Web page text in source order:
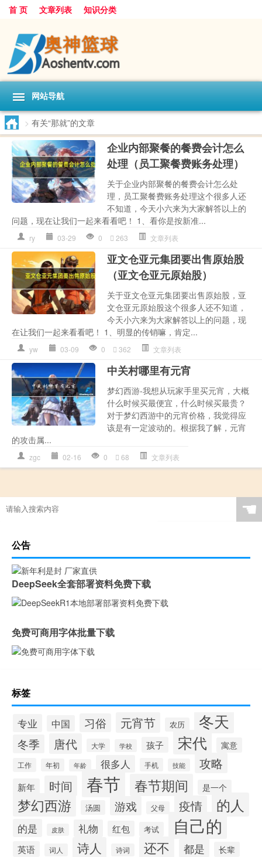
首 页 文章列表 知识分类
网站导航
> 有关“那就”的文章
企业内部聚餐的餐费会计怎么
处理（员工聚餐费账务处理）
关于企业内部聚餐的餐费会计怎么处
理，员工聚餐费账务处理这个很多人还
不知道，今天小六来为大家解答以上的
问题，现在让我们一起来看看吧！ 1、看你是按新准...
ry 03-29 0 263 文章列表
亚文仓亚元集团要出售原始股
（亚文仓亚元原始股）
关于亚文仓亚元集团要出售原始股，亚
文仓亚元原始股这个很多人还不知道，
今天小六来为大家解答以上的问题，现
在让我们一起来看看吧！ 1、明显的传销嘛，肯定...
yw 03-09 0 362 文章列表
中关村哪里有元宵
梦幻西游-我想从玩家手里买元宵，大概
什么时候买最便宜，什么时候买最贵？
对于梦幻西游中的元宵价格，我觉得应
该是有一定波动的。根据我了解，元宵
的攻击属...
zgc 02-16 0 68 文章列表
☚
公告
DeepSeek全套部署资料免费下载
免费可商用字体批量下载
标签
专业 中国 习俗 元宵节 农历 冬天
冬季 唐代 大学 学校 孩子 宋代 寓意
工作 年初 年龄 很多人 手机 技能 攻略
新年 时间 春节 春节期间 是一个
梦幻西游 汤圆 游戏 父母 疫情 的人
的是 皮肤 礼物 红包 考试 自己的
英语 词人 诗人 诗词 还不 都是 长辈